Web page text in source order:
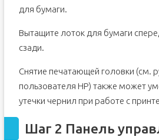
Шаг 8 Снимите правую боковую
Шаг 9 Снимите правую боковую
Шаг 10 Снимите правую боковую
Шаг 11 Снимите заднюю панель
Шаг 12 Снимите крышку кнопки
Шаг 14 Отсоедините переднюю
для бумаги.
Вытащите лоток для бумаги
сзади.
Снятие печатающей головки (см.
пользователя HP) также может
утечки чернил при работе с
Шаг 2 Панель